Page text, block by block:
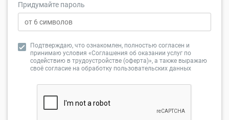
Придумайте пароль
Подтверждаю, что ознакомлен, полностью согласен и
принимаю условия «Соглашения об оказании услуг по
содействию в трудоустройстве (оферта)», а также выражаю
своё согласие на обработку пользовательских данных